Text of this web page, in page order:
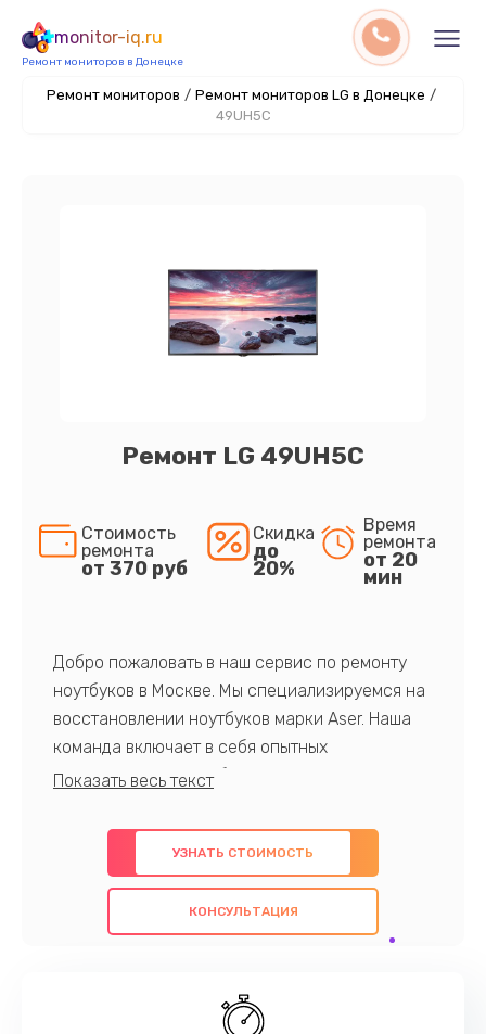
monitor-iq.ru
Ремонт мониторов в Донецке
Ремонт мониторов / Ремонт мониторов LG в Донецке /
49UH5C
Ремонт LG 49UH5C
Стоимость
ремонта
от 370 руб
Скидка
до
20%
Время
ремонта
от 20
мин
Добро пожаловать в наш сервис по ремонту
ноутбуков в Москве. Мы специализируемся на
восстановлении ноутбуков марки Aser. Наша
команда включает в себя опытных
профессионалов с обширными знаниями и
предлагаем быстрый и качественный ремонт с
использованием оригинальных компонентов, а
также гарантируем качество всех
проведенных работ. Наша цель - предоставить
наилучшим образом. Не медлите записаться на
УЗНАТЬ СТОИМОСТЬ
КОНСУЛЬТАЦИЯ